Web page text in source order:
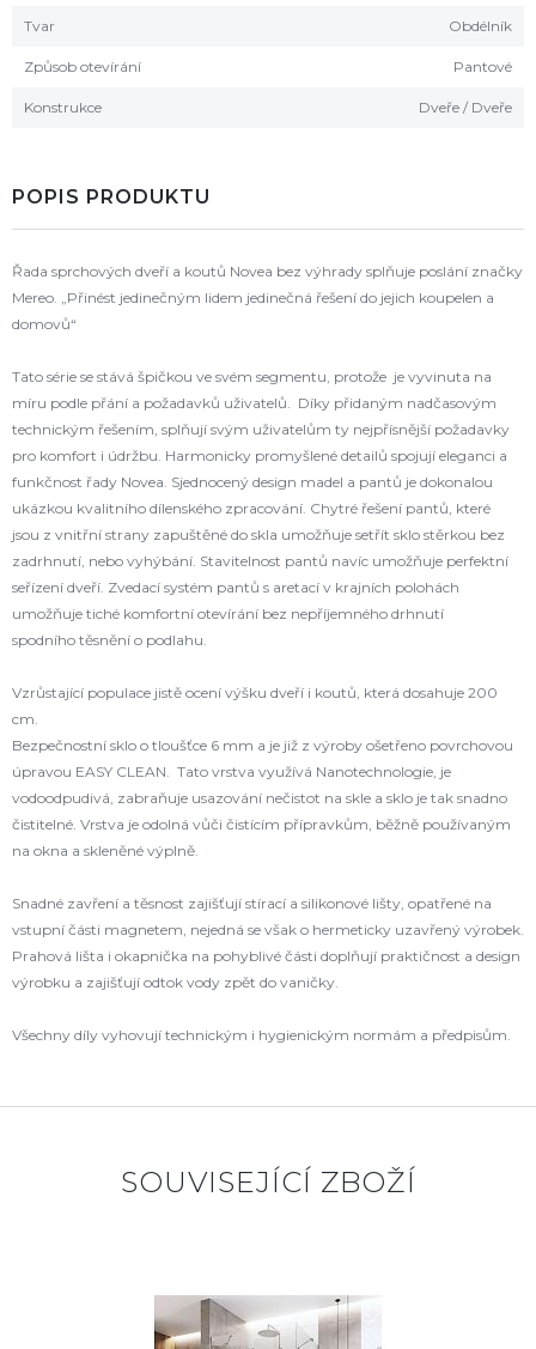
Tvar Obdélník
Způsob otevírání Pantové
Konstrukce Dveře / Dveře
POPIS PRODUKTU
Řada sprchových dveří a koutů Novea bez výhrady splňuje poslání značky
Mereo. „Přinést jedinečným lidem jedinečná řešení do jejich koupelen a
domovů“
Tato série se stává špičkou ve svém segmentu, protože je vyvinuta na
míru podle přání a požadavků uživatelů. Díky přidaným nadčasovým
technickým řešením, splňují svým uživatelům ty nejpřísnější požadavky
pro komfort i údržbu. Harmonicky promyšlené detailů spojují eleganci a
funkčnost řady Novea. Sjednocený design madel a pantů je dokonalou
ukázkou kvalitního dílenského zpracování. Chytré řešení pantů, které
jsou z vnitřní strany zapuštěné do skla umožňuje setřít sklo stěrkou bez
zadrhnutí, nebo vyhýbání. Stavitelnost pantů navíc umožňuje perfektní
seřízení dveří. Zvedací systém pantů s aretací v krajních polohách
umožňuje tiché komfortní otevírání bez nepříjemného drhnutí
spodního těsnění o podlahu.
Vzrůstající populace jistě ocení výšku dveří i koutů, která dosahuje 200
cm.
Bezpečnostní sklo o tloušťce 6 mm a je již z výroby ošetřeno povrchovou
úpravou EASY CLEAN. Tato vrstva využívá Nanotechnologie, je
vodoodpudivá, zabraňuje usazování nečistot na skle a sklo je tak snadno
čistitelné. Vrstva je odolná vůči čistícím přípravkům, běžně používaným
na okna a skleněné výplně.
Snadné zavření a těsnost zajišťují stírací a silikonové lišty, opatřené na
vstupní části magnetem, nejedná se však o hermeticky uzavřený výrobek.
Prahová lišta i okapnička na pohyblivé části doplňují praktičnost a design
výrobku a zajišťují odtok vody zpět do vaničky.
Všechny díly vyhovují technickým i hygienickým normám a předpisům.
SOUVISEJÍCÍ ZBOŽÍ